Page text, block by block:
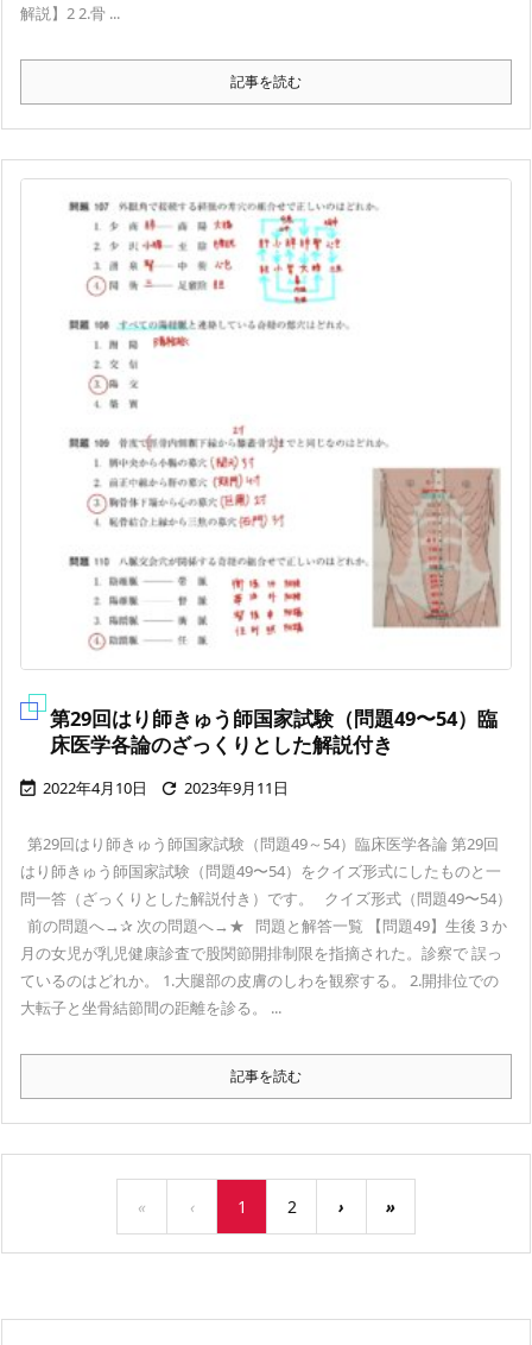
解説】2 2.骨 ...
記事を読む
第29回はり師きゅう師国家試験（問題49〜54）臨
床医学各論のざっくりとした解説付き
 2022年4月10日  2023年9月11日
第29回はり師きゅう師国家試験（問題49～54）臨床医学各論 第29回
はり師きゅう師国家試験（問題49〜54）をクイズ形式にしたものと一
問一答（ざっくりとした解説付き）です。 クイズ形式（問題49〜54）
前の問題へ→✰ 次の問題へ→★ 問題と解答一覧 【問題49】生後 3 か
月の女児が乳児健康診査で股関節開排制限を指摘された。診察で 誤っ
ているのはどれか。 1.大腿部の皮膚のしわを観察する。 2.開排位での
大転子と坐骨結節間の距離を診る。 ...
記事を読む
« ‹ 1 2 › »